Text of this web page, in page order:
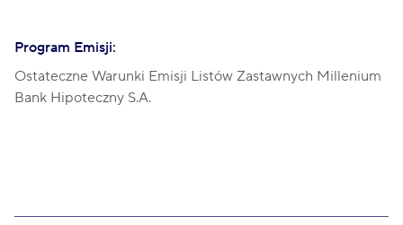
Program Emisji:
Ostateczne Warunki Emisji Listów Zastawnych Millenium
Bank Hipoteczny S.A.